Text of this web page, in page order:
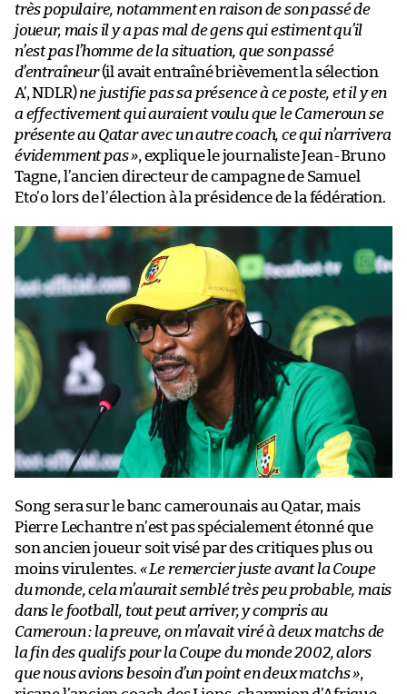
très populaire, notamment en raison de son passé de
joueur, mais il y a pas mal de gens qui estiment qu’il
n’est pas l’homme de la situation, que son passé
d’entraîneur(il avait entraîné brièvement la sélection
A’, NDLR)ne justifie pas sa présence à ce poste, et il y en
a effectivement qui auraient voulu que le Cameroun se
présente au Qatar avec un autre coach, ce qui n’arrivera
évidemment pas », explique le journaliste Jean-Bruno
Tagne, l’ancien directeur de campagne de Samuel
Eto’o lors de l’élection à la présidence de la fédération.
Song sera sur le banc camerounais au Qatar, mais
Pierre Lechantre n’est pas spécialement étonné que
son ancien joueur soit visé par des critiques plus ou
moins virulentes. « Le remercier juste avant la Coupe
du monde, cela m’aurait semblé très peu probable, mais
dans le football, tout peut arriver, y compris au
Cameroun : la preuve, on m’avait viré à deux matchs de
la fin des qualifs pour la Coupe du monde 2002, alors
que nous avions besoin d’un point en deux matchs »,